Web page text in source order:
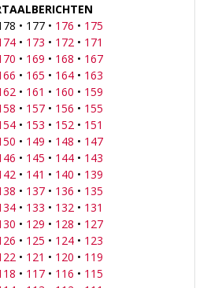
• 177 • 176 • 175
• 173 • 172 • 171
• 169 • 168 • 167
• 165 • 164• 163
• 161 • 160 • 159
• 157• 156 • 155
• 153 • 152 • 151
• 149 • 148 • 147
• 145 • 144• 143
• 141 • 140 • 139
• 137• 136 • 135
• 133 • 132 • 131
• 129 • 128 • 127
• 125 • 124• 123
• 121 • 120 • 119
• 117• 116 • 115